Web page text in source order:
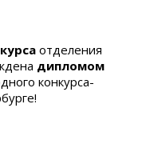
отделения
дипломом
конкурса-